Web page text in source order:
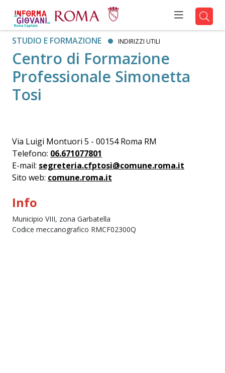
STUDIO E FORMAZIONE INDIRIZZI UTILI
Centro di Formazione
Professionale Simonetta
Tosi
Via Luigi Montuori 5 - 00154 Roma RM
Telefono: 06.671077801
E-mail: segreteria.cfptosi@comune.roma.it
Sito web: comune.roma.it
Info
Municipio VIII, zona Garbatella
Codice meccanografico RMCF02300Q